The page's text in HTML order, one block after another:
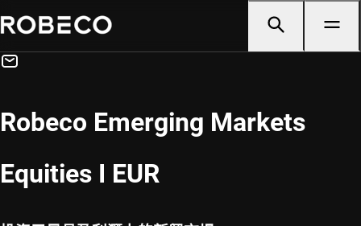
Robeco Emerging Markets
Equities I EUR